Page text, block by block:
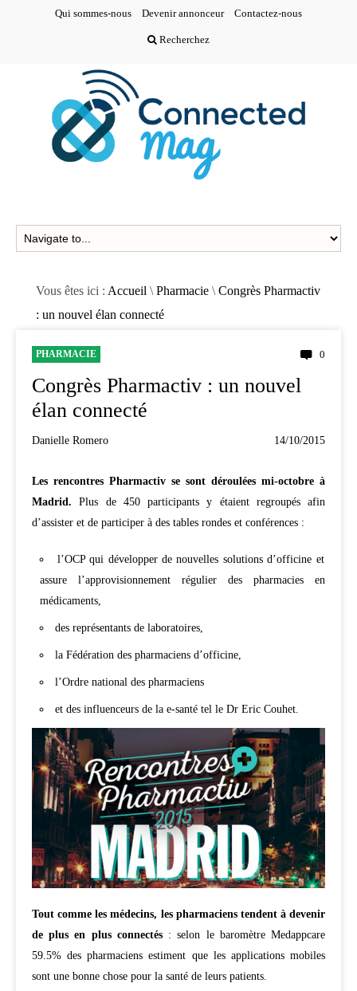
Qui sommes-nous Devenir annonceur Contactez-nous
Recherchez
Vous êtes ici : Accueil \ Pharmacie \ Congrès Pharmactiv
: un nouvel élan connecté
PHARMACIE 0
Congrès Pharmactiv : un nouvel
élan connecté
Danielle Romero 14/10/2015
Les rencontres Pharmactiv se sont déroulées mi-octobre à
Madrid.Plus de 450 participants
y étaient regroupés afin
d’assister et de participer à des tables rondes et conférences :
l’OCP qui développer de nouvelles solutions d’officine et
assure l’approvisionnement régulier des pharmacies en
médicaments,
des représentants de laboratoires,
la Fédération des pharmaciens d’officine,
l’Ordre national des pharmaciens
et des influenceurs de la e-santé tel le Dr Eric Couhet.
Tout comme les médecins, les pharmaciens tendent à devenir
de plus en plus connectés: selon le baromètre Medappcare
59.5% des pharmaciens estiment que les applications mobiles
sont une bonne chose pour la santé de leurs patients.